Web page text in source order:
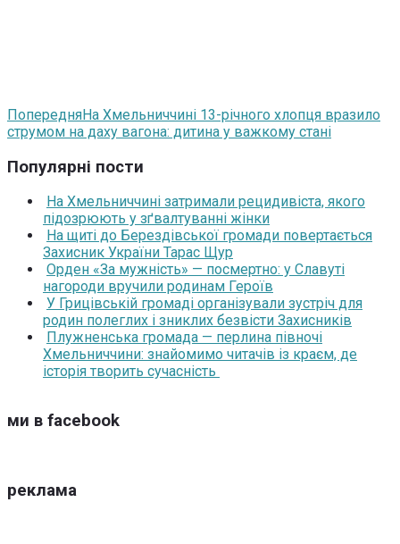
ПопередняНа Хмельниччині 13-річного хлопця вразило
струмом на даху вагона: дитина у важкому стані
Популярні пости
На Хмельниччині затримали рецидивіста, якого
підозрюють у зґвалтуванні жінки
На щиті до Берездівської громади повертається
Захисник України Тарас Щур
Орден «За мужність» — посмертно: у Славуті
нагороди вручили родинам Героїв
У Грицівській громаді організували зустріч для
родин полеглих і зниклих безвісти Захисників
Плужненська громада — перлина півночі
Хмельниччини: знайомимо читачів із краєм, де
історія творить сучасність
ми в facebook
реклама